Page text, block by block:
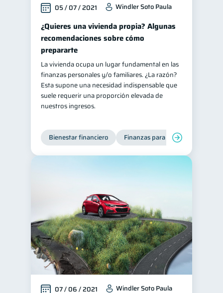
05 / 07 / 2021 Windler Soto Paula
¿Quieres una vivienda propia? Algunas
recomendaciones sobre cómo
prepararte
La vivienda ocupa un lugar fundamental en las
finanzas personales y/o familiares. ¿La razón?
Esta supone una necesidad indispensable que
suele requerir una proporción elevada de
nuestros ingresos.
Bienestar financiero Finanzas para jóvenes
07 / 06 / 2021 Windler Soto Paula